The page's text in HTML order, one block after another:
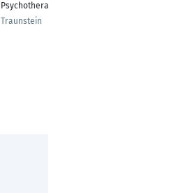
Psychotherapeutin
Traunstein